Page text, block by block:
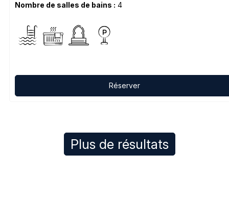
Nombre de salles de bains : 4
Réserver
Plus de résultats